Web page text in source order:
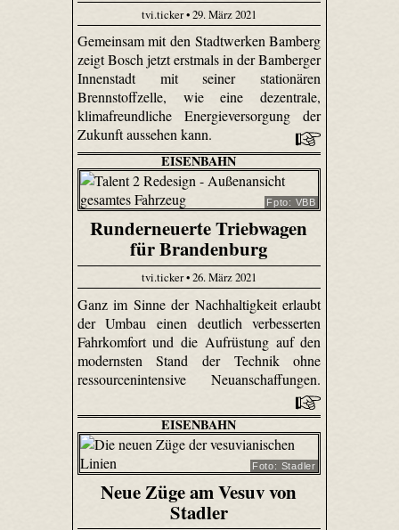
tvi.ticker • 29. März 2021
Gemeinsam mit den Stadtwerken Bamberg
zeigt Bosch jetzt erstmals in der Bamberger
Innenstadt mit seiner stationären
Brennstoffzelle, wie eine dezentrale,
klimafreundliche Energieversorgung der
Zukunft aussehen kann.
EISENBAHN
Fpto: VBB
Runderneuerte Triebwagen
für Brandenburg
tvi.ticker • 26. März 2021
Ganz im Sinne der Nachhaltigkeit erlaubt
der Umbau einen deutlich verbesserten
Fahrkomfort und die Aufrüstung auf den
modernsten Stand der Technik ohne
ressourcenintensive Neuanschaffungen.
EISENBAHN
Foto: Stadler
Neue Züge am Vesuv von
Stadler